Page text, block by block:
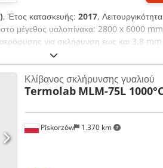
, Έτος κατασκευής: 2017,
μέγεθος υαλοπίνακα: 2800 x 6000
για σκλήρυνση έως και 3,8
ενίσχυσης για σκλήρυνση έως και
και περιοχή φόρτωσης HS12 + INA
σύμφωνα με EN 1863,
- Περιλαμβάνει ανεξάρτητη ρύθμιση
N85 2860 γύρω από το chiller LpA
iLooK integrated - 28xx Integrated
Επιπλέον οθόνη διαδικασίας στο
κάμερας (κάμερες & οθόνες) -
Άμεσα διαθέσιμος
Piskorzów 1.370 km
Κλίβανος σκλήρυνσης γυαλιού
Termolab MLM-75L